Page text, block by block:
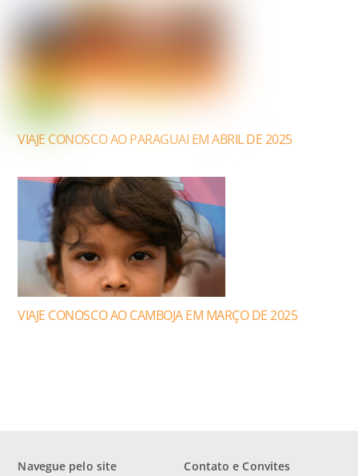
VIAJE CONOSCO AO PARAGUAI EM ABRIL DE 2025
VIAJE CONOSCO AO CAMBOJA EM MARÇO DE 2025
Navegue pelo site Contato e Convites